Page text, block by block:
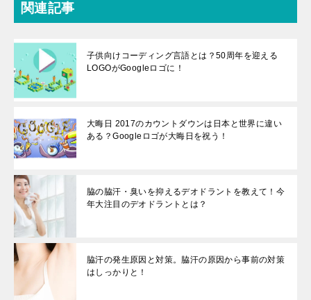
関連記事
子供向けコーディング言語とは？50周年を迎える
LOGOがGoogleロゴに！
大晦日 2017のカウントダウンは日本と世界に違い
ある？Googleロゴが大晦日を祝う！
脇の脇汗・臭いを抑えるデオドラントを教えて！今
年大注目のデオドラントとは？
脇汗の発生原因と対策。脇汗の原因から事前の対策
はしっかりと！